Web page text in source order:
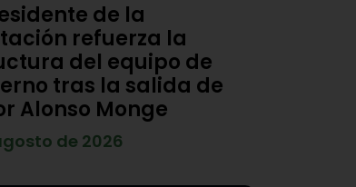
de la
refuerza la
del equipo de
tras la salida de
Alonso Monge
de 2026